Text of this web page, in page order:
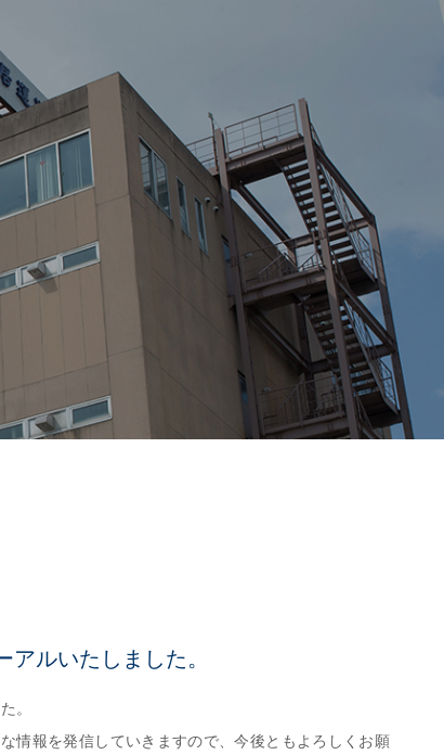
ルいたしました。
。
情報を発信していきますので、今後ともよろしくお願